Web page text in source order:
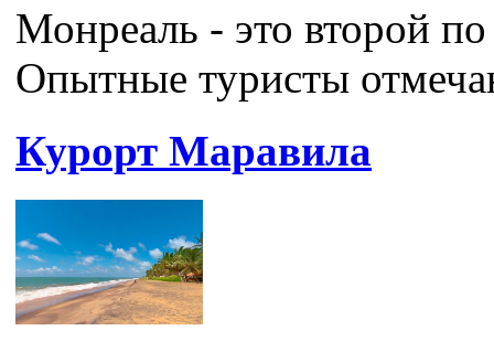
Монреаль - это второй
Опытные туристы
Курорт Маравила